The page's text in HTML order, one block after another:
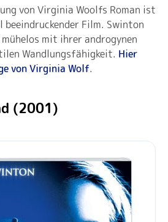
von Virginia Woolfs Roman ist
beeindruckender Film. Swinton
mit ihrer androgynen
Wandlungsfähigkeit. Hier
von Virginia Wolf.
(2001)